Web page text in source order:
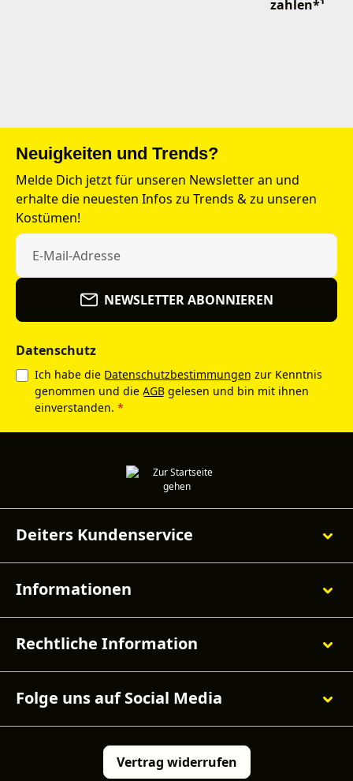
zahlen*¹
Neuigkeiten und Trends?
Melde Dich jetzt für unseren Newsletter an und
erhalte die neuesten Infos zu Trends & zu unseren
Kostümen!
NEWSLETTER ABONNIEREN
Datenschutz
Ich habe die Datenschutzbestimmungen zur Kenntnis
genommen und die AGB gelesen und bin mit ihnen
einverstanden. *
Deiters Kundenservice
Informationen
Rechtliche Information
Folge uns auf Social Media
Vertrag widerrufen